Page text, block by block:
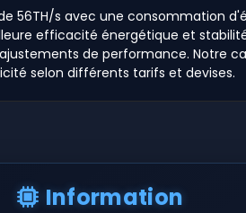
56TH/s avec une consommation
efficacité énergétique et
de performance. Notre
selon différents tarifs et devises.
Information